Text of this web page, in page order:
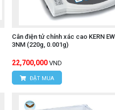
Cân điện tử chính xác cao KERN
3NM (220g, 0.001g)
22,700,000 VND
ĐẶT MUA